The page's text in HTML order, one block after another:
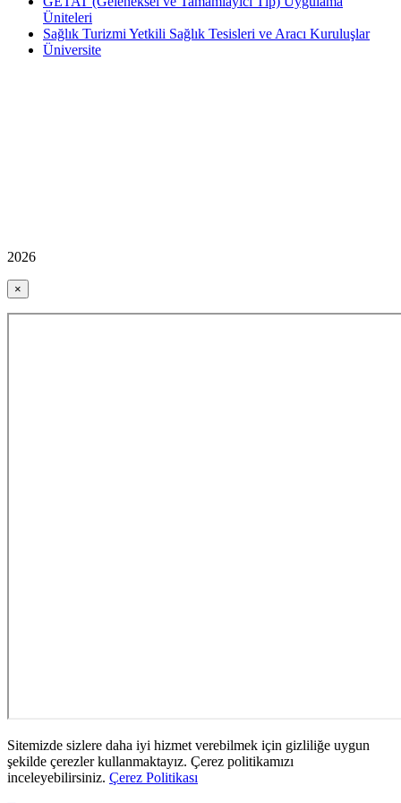
Üniteleri
Sağlık Turizmi Yetkili Sağlık Tesisleri ve Aracı Kuruluşlar
Üniversite
2026
×
Sitemizde sizlere daha iyi hizmet verebilmek için gizliliğe uygun
şekilde çerezler kullanmaktayız. Çerez politikamızı
inceleyebilirsiniz. Çerez Politikası